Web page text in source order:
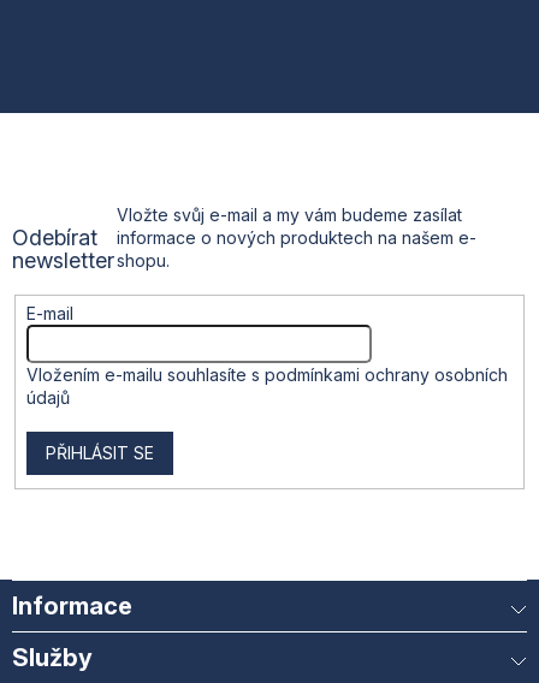
p
Odebírat
newsletter
Vložte svůj e-mail a my vám budeme zasílat
informace o nových produktech na našem e-
shopu.
E-mail
Vložením e-mailu souhlasíte s podmínkami ochrany osobních
údajů
PŘIHLÁSIT SE
Informace
Služby